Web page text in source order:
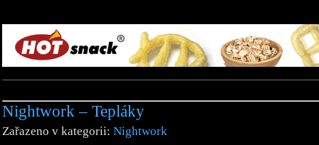
Nightwork – Tepláky
Zařazeno v kategorii: Nightwork